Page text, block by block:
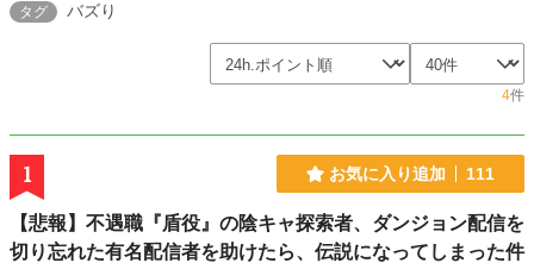
タグ バズり
4件
1 お気に入り追加 111
【悲報】不遇職『盾役』の陰キャ探索者、ダンジョン配信を
切り忘れた有名配信者を助けたら、伝説になってしまった件